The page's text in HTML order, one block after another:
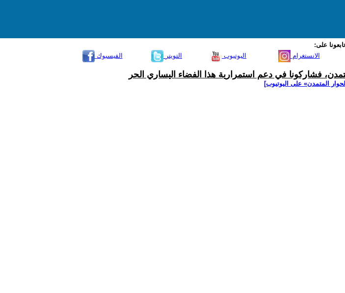
تابعونا على:
الفيسبوك
التويتر اليوتيوب الانستغرام
فشاركونا في دعم استمرارية هذا الفضاء اليساري الحر
المتمدن» على اليوتيوب]